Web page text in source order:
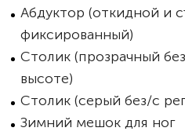
Абдуктор (откидной и
фиксированный)
Столик (прозрачный
высоте)
Столик (серый без/с
Зимний мешок для ног